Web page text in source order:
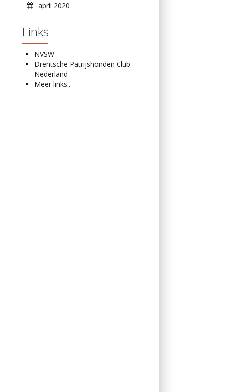
april 2020
Links
NVSW
Drentsche Patrijshonden Club
Nederland
Meer links..